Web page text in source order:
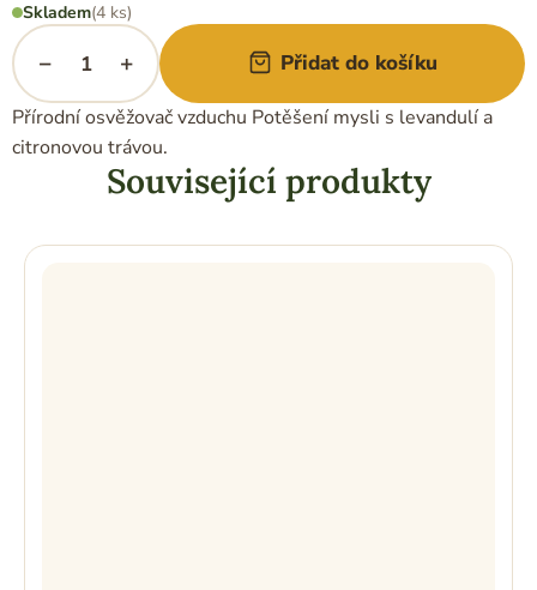
Měrná
cena:
Skladem(4 ks)
+
− Přidat do košíku
Přírodní osvěžovač vzduchu Potěšení mysli s levandulí a
citronovou trávou.
Související produkty